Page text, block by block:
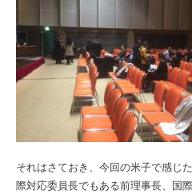
それはさておき、今回の米子で感じ
際対応委員長でもある前理事長、国